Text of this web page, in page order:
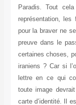
Paradis. Tout
représentation,
pour la braver ne
preuve dans le
certaines choses,
iraniens ? Car si
lettre en ce qui
toute image
carte d’identité. Il